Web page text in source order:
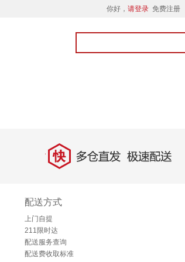
你好， 请登录 免费注册
快 多仓直发，极速配送
配送方式
上门自提
211限时达
配送服务查询
配送费收取标准